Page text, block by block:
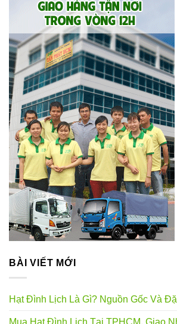
BÀI VIẾT MỚI
Hạt Đình Lịch Là Gì? Nguồn Gốc Và
Mua Hạt Đình Lịch Tại TPHCM, Giao